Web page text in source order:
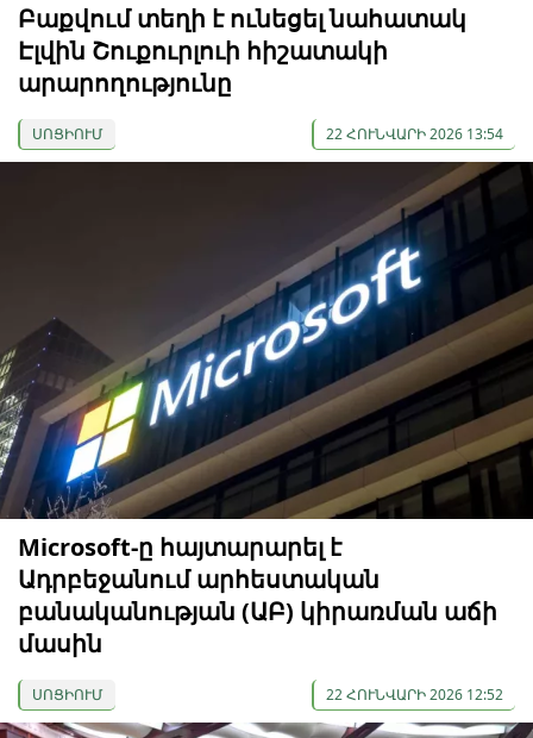
Բաքվում տեղի է ունեցել նահատակ
Էլվին Շուքուրլուի հիշատակի
արարողությունը
ՍՈՑԻՈՒՄ 22 ՀՈՒՆՎԱՐԻ 2026 13:54
Microsoft-ը հայտարարել է
Ադրբեջանում արհեստական
բանականության (ԱԲ) կիրառման աճի
մասին
ՍՈՑԻՈՒՄ 22 ՀՈՒՆՎԱՐԻ 2026 12:52